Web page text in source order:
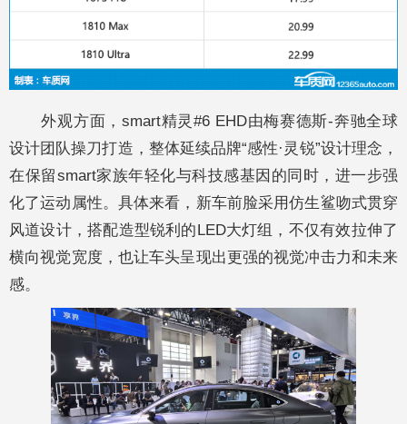
外观方面，smart精灵#6 EHD由梅赛德斯-奔驰全球
设计团队操刀打造，整体延续品牌“感性·灵锐”设计理念，
在保留smart家族年轻化与科技感基因的同时，进一步强
化了运动属性。具体来看，新车前脸采用仿生鲨吻式贯穿
风道设计，搭配造型锐利的LED大灯组，不仅有效拉伸了
横向视觉宽度，也让车头呈现出更强的视觉冲击力和未来
感。